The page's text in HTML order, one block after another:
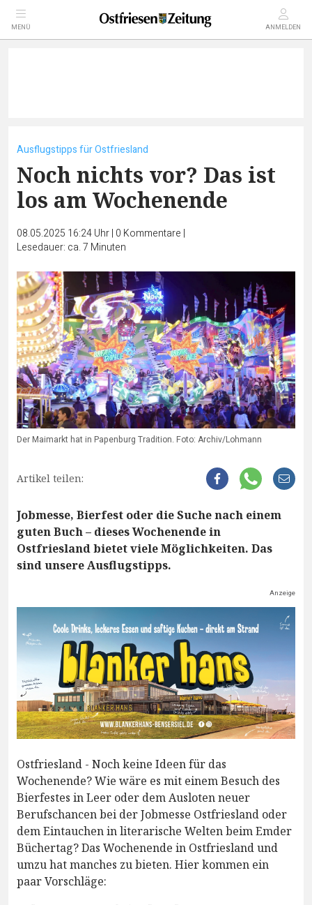
MENÜ ANMELDEN
Ausflugstipps für Ostfriesland
Noch nichts vor? Das ist
los am Wochenende
08.05.2025 16:24 Uhr| 0 Kommentare |
Lesedauer: ca. 7 Minuten
Der Maimarkt hat in Papenburg Tradition. Foto: Archiv/Lohmann
Artikel teilen:
Jobmesse, Bierfest oder die Suche nach einem
guten Buch – dieses Wochenende in
Ostfriesland bietet viele Möglichkeiten. Das
sind unsere Ausflugstipps.
Anzeige
Ostfriesland - Noch keine Ideen für das
Wochenende? Wie wäre es mit einem Besuch des
Bierfestes in Leer oder dem Ausloten neuer
Berufschancen bei der Jobmesse Ostfriesland oder
dem Eintauchen in literarische Welten beim Emder
Büchertag? Das Wochenende in Ostfriesland und
umzu hat manches zu bieten. Hier kommen ein
paar Vorschläge: